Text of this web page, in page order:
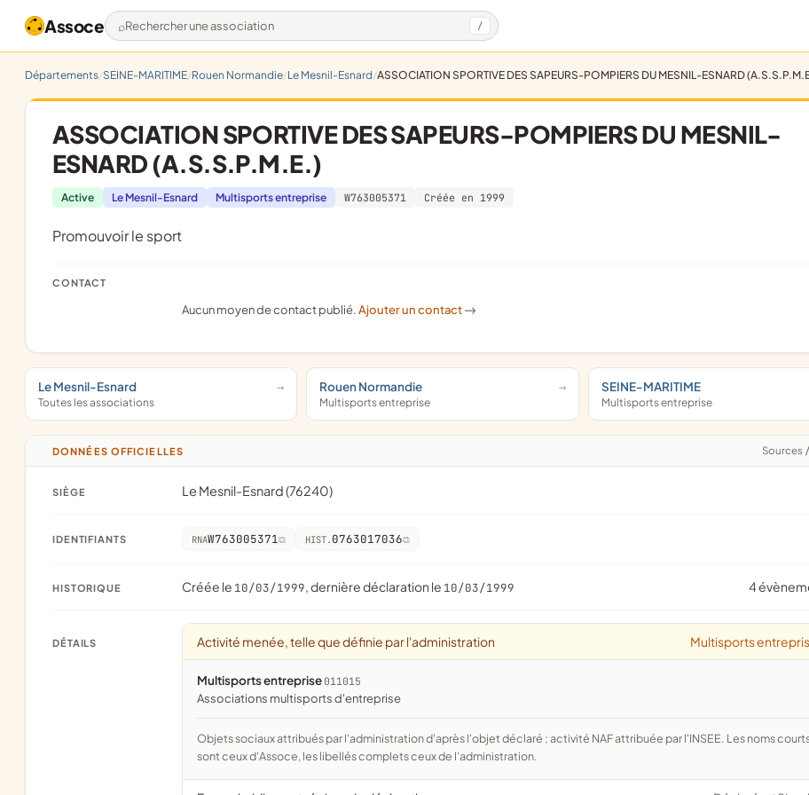
Assoce Rechercher une association /
Départements SEINE-MARITIME Rouen Normandie Le Mesnil-Esnard ASSOCIATION SPORTIVE DES SAPEURS-POMPIERS DU MESNIL-ESNARD
ASSOCIATION SPORTIVE DES SAPEURS-POMPIERS DU MESNIL-
ESNARD (A.S.S.P.M.E.)
Active Le Mesnil-Esnard Multisports entreprise W763005371 Créée en 1999
promouvoir le sport
CONTACT
Aucun moyen de contact publié.Ajouter un contact ->
Le Mesnil-Esnard
Toutes les associations
Rouen Normandie
Multisports entreprise
SEINE-MARITIME
Multisports entreprise
DONNÉES OFFICIELLES Sources /
SIÈGE Le Mesnil-Esnard (76240)
IDENTIFIANTS RNAW763005371 HIST. 0763017036
HISTORIQUE Créée le 10/03/1999, dernière déclaration le 10/03/1999 4
DÉTAILS Activité menée, telle que définie par l'administration Multisports
Multisports entreprise 011015
associations multisports d'entreprise
Objets sociaux attribués par l'administration d'après l'objet déclaré ; activité NAF attribuée par l'INSEE. Les noms courts
sont ceux d'Assoce, les libellés complets ceux de l'administration.